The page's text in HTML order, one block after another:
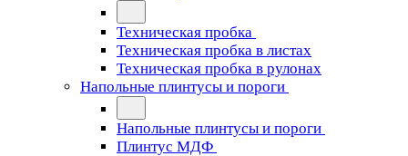
Техническая пробка
Техническая пробка в листах
Техническая пробка в рулонах
Напольные плинтусы и пороги
Напольные плинтусы и пороги
Плинтус МДФ